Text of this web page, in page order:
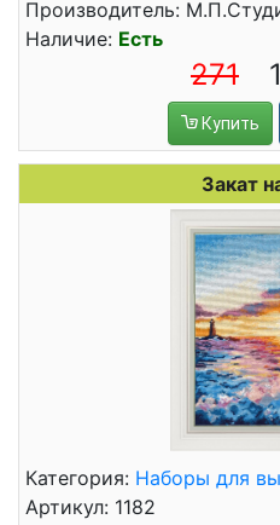
Производитель:
Наличие: Есть
271
Купить
Закат
Категория: Наборы для
Артикул: 1182